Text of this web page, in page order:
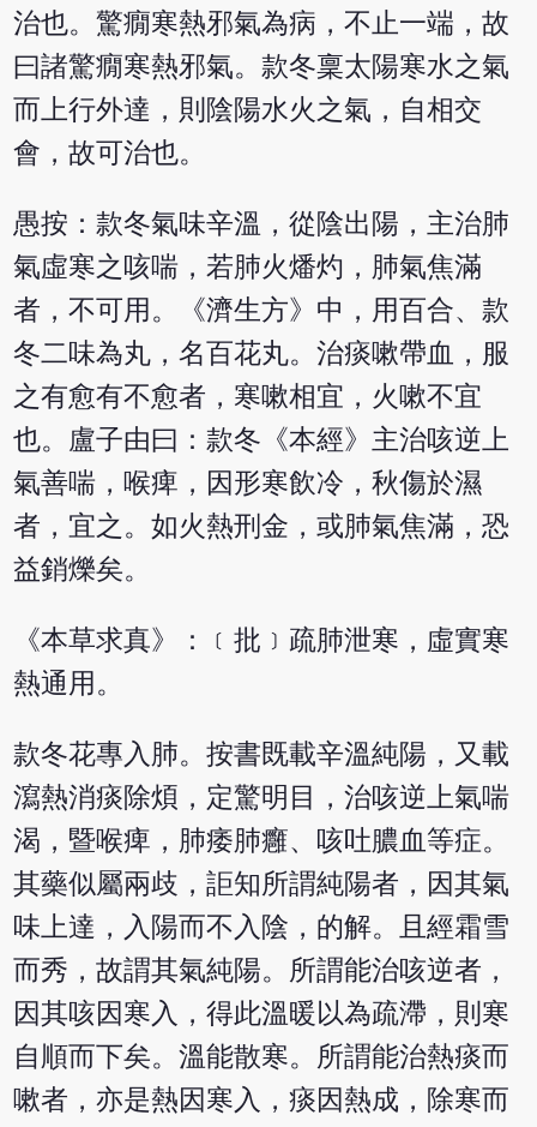
治也。驚癇寒熱邪氣為病，不止一端，故
曰諸驚癇寒熱邪氣。款冬稟太陽寒水之氣
而上行外達，則陰陽水火之氣，自相交
會，故可治也。
愚按：款冬氣味辛溫，從陰出陽，主治肺
氣虛寒之咳喘，若肺火燔灼，肺氣焦滿
者，不可用。《濟生方》中，用百合、款
冬二味為丸，名百花丸。治痰嗽帶血，服
之有愈有不愈者，寒嗽相宜，火嗽不宜
也。盧子由曰：款冬《本經》主治咳逆上
氣善喘，喉痺，因形寒飲冷，秋傷於濕
者，宜之。如火熱刑金，或肺氣焦滿，恐
益銷爍矣。
《本草求真》：﹝批﹞疏肺泄寒，虛實寒
熱通用。
款冬花專入肺。按書既載辛溫純陽，又載
瀉熱消痰除煩，定驚明目，治咳逆上氣喘
渴，暨喉痺，肺痿肺癰、咳吐膿血等症。
其藥似屬兩歧，詎知所謂純陽者，因其氣
味上達，入陽而不入陰，的解。且經霜雪
而秀，故謂其氣純陽。所謂能治咳逆者，
因其咳因寒入，得此溫暖以為疏滯，則寒
自順而下矣。溫能散寒。所謂能治熱痰而
嗽者，亦是熱因寒入，痰因熱成，除寒而